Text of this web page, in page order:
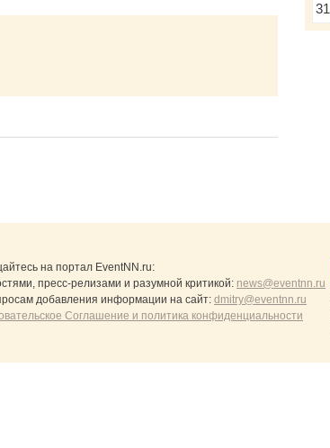
31
на портал EventNN.ru:
пресс-релизами и разумной критикой: news@eventnn.ru
добавления информации на сайт: dmitry@eventnn.ru
Соглашение и политика конфиденциальности